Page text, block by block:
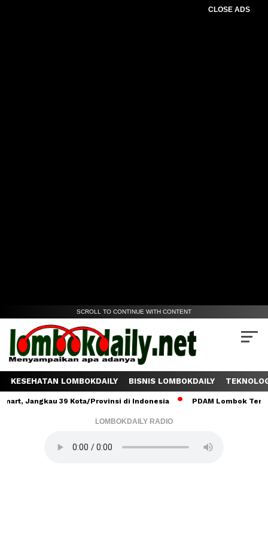
CLOSE ADS
SCROLL TO CONTINUE WITH CONTENT
KESEHATAN LOMBOKDAILY BISNIS LOMBOKDAILY
39 Kota/Provinsi di Indonesia PDAM Lombok Tengah
LOMBOKDAILY RADIO